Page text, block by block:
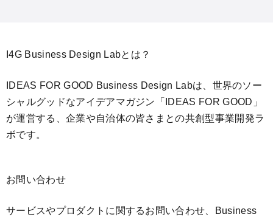
I4G Business Design Labとは？
IDEAS FOR GOOD Business Design Labは、世界のソー
シャルグッドなアイデアマガジン「IDEAS FOR GOOD」
が運営する、企業や自治体の皆さまとの共創型事業開発ラ
ボです。
お問い合わせ
サービスやプロダクトに関するお問い合わせ、Business